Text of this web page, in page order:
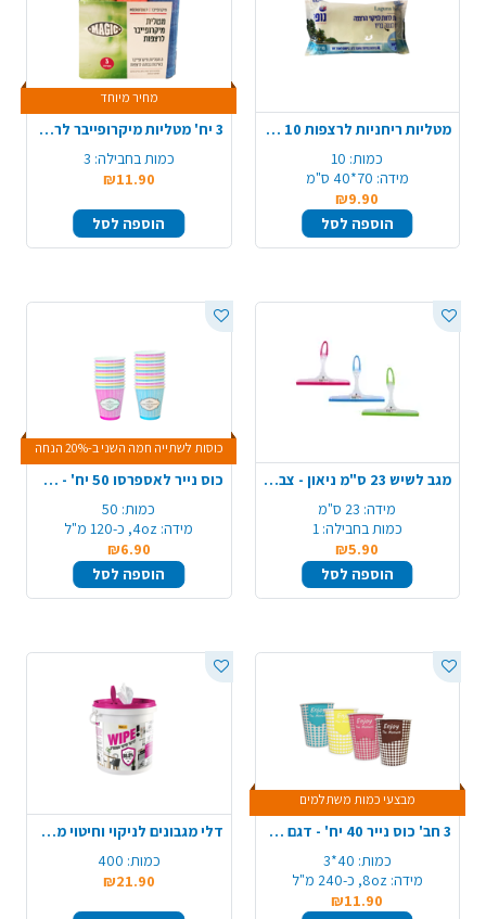
מטליות ריחניות לרצפות 10 יח' XL - לגונה בריז
כמות: 10
מידה: 70*40 ס"מ
₪9.90
הוספה לסל
מחיר מיוחד
3 יח' מטליות מיקרופייבר לריצפה - צבעוני
כמות בחבילה: 3
₪11.90
הוספה לסל
מגב לשיש 23 ס"מ ניאון - צבע משתנה
מידה: 23 ס"מ
כמות בחבילה: 1
₪5.90
הוספה לסל
כוסות לשתייה חמה השני ב-20% הנחה
כוס נייר לאספרסו 50 יח' - צבע משתנה
כמות: 50
מידה: 4oz, כ-120 מ"ל
₪6.90
הוספה לסל
מבצעי כמות משתלמים
3 חב' כוס נייר 40 יח' - דגם משתנה
כמות: 40*3
מידה: 8oz, כ-240 מ"ל
₪11.90
דלי מגבונים לניקוי וחיטוי משטחים - 400 מטליות
כמות: 400
₪21.90